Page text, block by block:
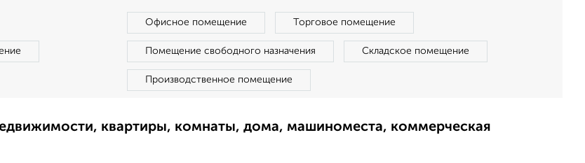
Офисное помещение Торговое помещение
Помещение свободного назначения Складское помещение
Производственное помещение
квартиры, комнаты, дома, машиноместа, коммерческая